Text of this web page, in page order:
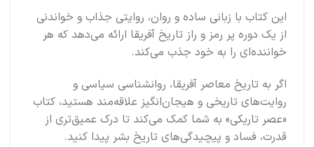
این کتاب با زبانی ساده و روان، روایتی جذاب و خواندنی
از یک دوره پر رمز و راز تاریخ آفریقا ارائه می‌دهد که هر
خواننده‌ای را به خود جذب می‌کند.
اگر به تاریخ معاصر آفریقا، روانشناسی سیاسی و
روایت‌های تاریخی و هیجان‌انگیز علاقه‌مند هستید، کتاب
«عصر تاریکی» به شما کمک می‌کند تا درک عمیق‌تری از
قدرت، فساد و پیچیدگی‌های تاریخ بشر پیدا کنید.